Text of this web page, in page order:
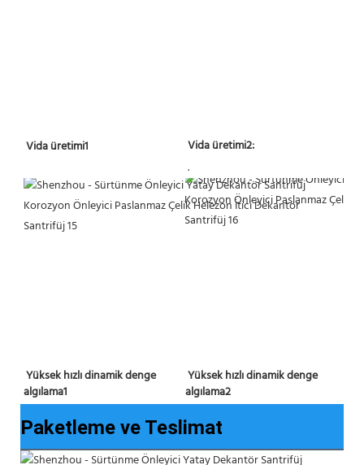
Vida üretimi1
Vida üretimi2:
.
algılama1
Yüksek hızlı dinamik denge
algılama2
Paketleme ve Teslimat